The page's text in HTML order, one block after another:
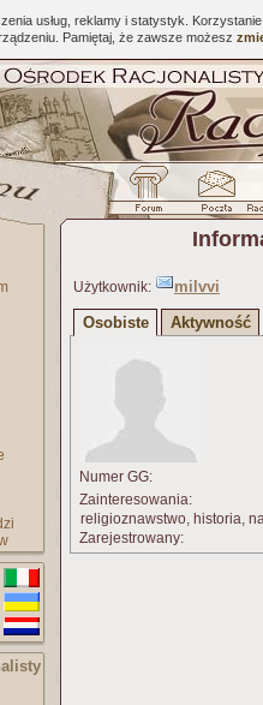
usług, reklamy i statystyk.
Pamiętaj, że zawsze możesz
Użytkownik:
milvvi
Osobiste
Aktywność
Numer GG:
Zainteresowania:
religioznawstwo, historia,
Zarejestrowany: